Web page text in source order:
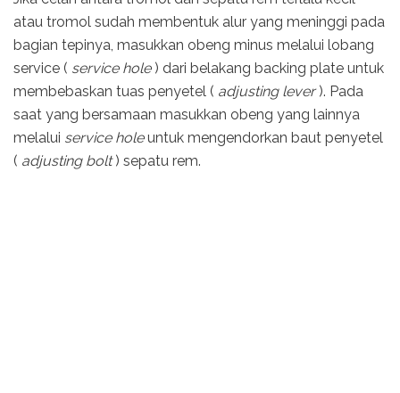
atau tromol sudah membentuk alur yang meninggi pada
bagian tepinya, masukkan obeng minus melalui lobang
service ( service hole ) dari belakang backing plate untuk
membebaskan tuas penyetel ( adjusting lever). Pada
saat yang bersamaan masukkan obeng yang lainnya
melalui service holeuntuk mengendorkan baut penyetel
( adjusting bolt) sepatu rem.